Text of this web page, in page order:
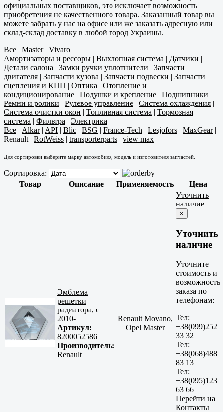
официальных поставщиков, это исключает возможность
приобретения не качественного товара. Заказанный товар вы
можете забрать у нас на офисе или же заказать адресную или
склад-склад доставку в любой город Украины.
Все | Master| Vivaro
Амортизаторы и рессоры | Выхлопная система | Датчики |
Детали салона | Замки ручки уплотнители | Запчасти
двигателя | Запчасти кузова | Запчасти подвески | Запчасти
сцепления и КПП | Оптика | Отопление и
кондиционирование | Подушки и крепление | Подшипники |
Ремни и ролики | Рулевое управление | Система охлаждения |
Система очистки окон | Топливная система | Тормозная
система | Фильтра | Электрика
Все | Alkar| API | Blic | BSG | France-Tech | Lesjofors | MaxGear|
Renault | RotWeiss | transporterparts | view max
Для сортировки выберите марку автомобиля, модель и изготовителя запчастей.
Сортировка:
Товар
Описание Применяемость Цена
Эмблема
решетки
радиатора, с
2010-
Артикул:
8200052586
Производитель:
Renault
Renault Movano,
Opel Master
Уточнить
наличие
×
Уточнить
наличие
Уточните
стоимость и
возможность
заказа по
телефонам:
Тел:
+38(099)252
33 32
Тел:
+38(068)488
83 13
Тел:
+38(095)123
63 66
Перейти на
Контакты